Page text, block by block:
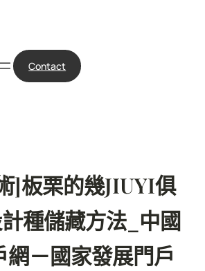
Contact
]板栗的幾JIUYI俱
種儲藏方法_中國
網－國家發展門戶